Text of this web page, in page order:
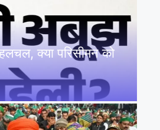
क्या परिसीमन को